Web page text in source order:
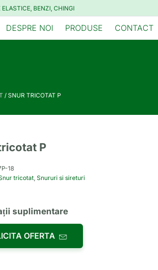
BENZI, CHINGI
DESPRE NOI PRODUSE CONTACT
/ SNUR TRICOTAT P
P
18
tricotat, Snururi si sireturi
suplimentare
OFERTA